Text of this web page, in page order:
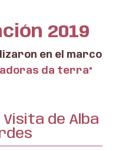
2019
en el marco
da terra"
de Alba